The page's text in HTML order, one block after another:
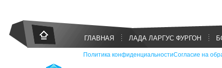
ГЛАВНАЯ ЛАДА ЛАРГУС ФУРГОН
Политика конфиденциальностиСогласие на